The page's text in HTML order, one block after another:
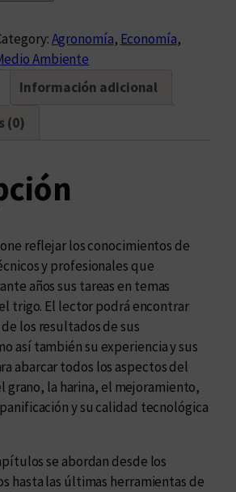
Agronomía, Economía
Ambiente
Información adicional
(0)
reflejar los conocimientos de
y profesionales que
años sus tareas en temas
trigo. El lector podrá encontrar
los resultados de sus
así también su experiencia y sus
abarcar todos los aspectos del
grano, la harina, el mejoramiento,
y su calidad tecnológica
se abordan desde los
hasta las últimas herramientas de